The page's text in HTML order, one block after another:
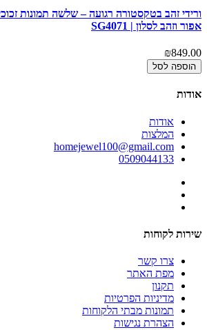
ורידי זהב בטקסטורה רגועה – שלשה תמונות
אפור וזהב לסלון | SG4071
₪849.00
הוספה לסל
אודות
אודות
המלצות
homejewel100@gmail.com
0509044133
שירות לקוחות
צרו קשר
מפת האתר
תקנון
מדיניות הפרטיות
תמונות מבתי הלקוחות
הצהרת נגישות